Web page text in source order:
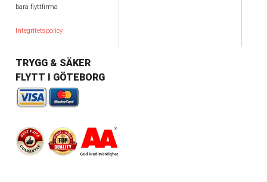
bara flyttfirma
Integritetspolicy
TRYGG & SÄKER
FLYTT I GÖTEBORG